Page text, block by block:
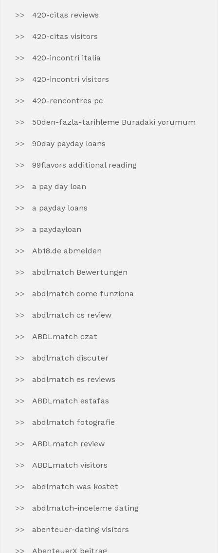
420-citas reviews
420-citas visitors
420-incontri italia
420-incontri visitors
420-rencontres pc
50den-fazla-tarihleme Buradaki yorumum
90day payday loans
99flavors additional reading
a pay day loan
a payday loans
a paydayloan
Ab18.de abmelden
abdlmatch Bewertungen
abdlmatch come funziona
abdlmatch cs review
ABDLmatch czat
abdlmatch discuter
abdlmatch es reviews
ABDLmatch estafas
abdlmatch fotografie
ABDLmatch review
ABDLmatch visitors
abdlmatch was kostet
abdlmatch-inceleme dating
abenteuer-dating visitors
AbenteuerX beitrag